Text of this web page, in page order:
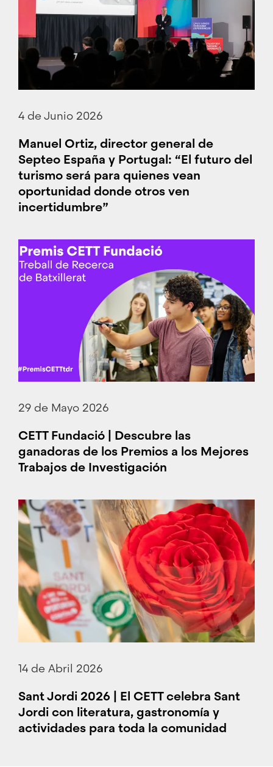
4 de Junio 2026
Manuel Ortiz, director general de
Septeo España y Portugal: “El futuro del
turismo será para quienes vean
oportunidad donde otros ven
incertidumbre”
29 de Mayo 2026
CETT Fundació | Descubre las
ganadoras de los Premios a los Mejores
Trabajos de Investigación
14 de Abril 2026
Sant Jordi 2026 | El CETT celebra Sant
Jordi con literatura, gastronomía y
actividades para toda la comunidad